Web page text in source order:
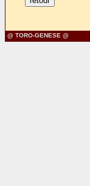
@ TORO-GENESE @